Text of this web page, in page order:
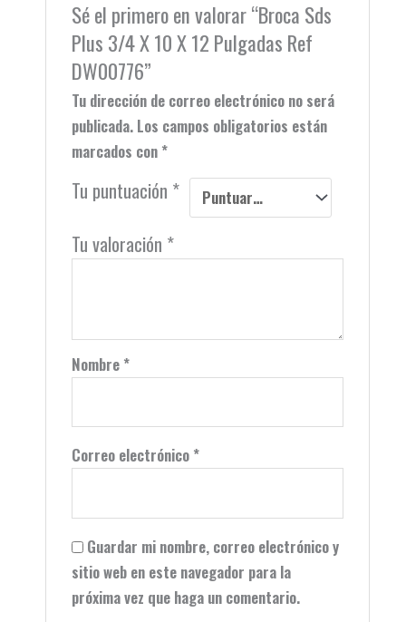
Sé el primero en valorar “Broca Sds
Plus 3/4 X 10 X 12 Pulgadas Ref
DW00776”
Tu dirección de correo electrónico no será
publicada. Los campos obligatorios están
marcados con *
Tu puntuación *
Tu valoración *
Nombre *
Correo electrónico *
Guardar mi nombre, correo electrónico y
sitio web en este navegador para la
próxima vez que haga un comentario.